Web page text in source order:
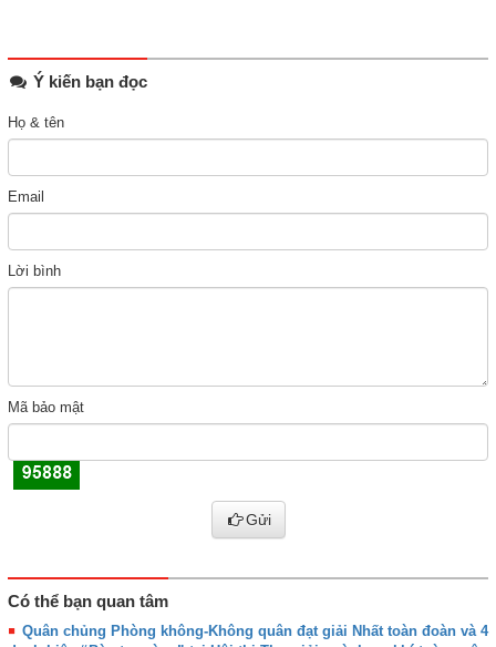
Ý kiến bạn đọc
Họ & tên
Email
Lời bình
Mã bảo mật
Gửi
Có thể bạn quan tâm
Quân chủng Phòng không-Không quân đạt giải Nhất toàn đoàn và 4